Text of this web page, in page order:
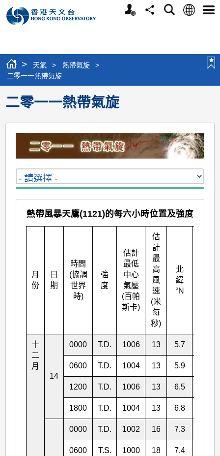
個
分
搜
語
選
> 天氣 > 熱帶氣旋
>
二零一一熱帶氣旋
二零一一熱帶氣旋
熱帶風暴天鷹(1121)的每六小時位置及強度
月
份
日
期
時間
(協調
世界
時)
強
度
估計
最低
中心
氣壓
(百帕
斯卡)
估
計
最
高
風
速
(米
每
秒)
北
緯
°N
十
二
月
14
0000 T.D. 1006 13 5.7
0600 T.D. 1004 13 5.9
1200 T.D. 1006 13 6.5
1800 T.D. 1004 13 6.8
0000 T.D. 1002 16 7.3
0600 T.S. 1000 18 7.4